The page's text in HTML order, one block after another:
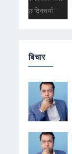
बिचार